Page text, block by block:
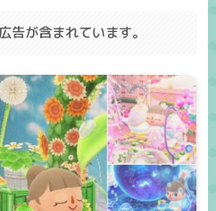
告が含まれています。